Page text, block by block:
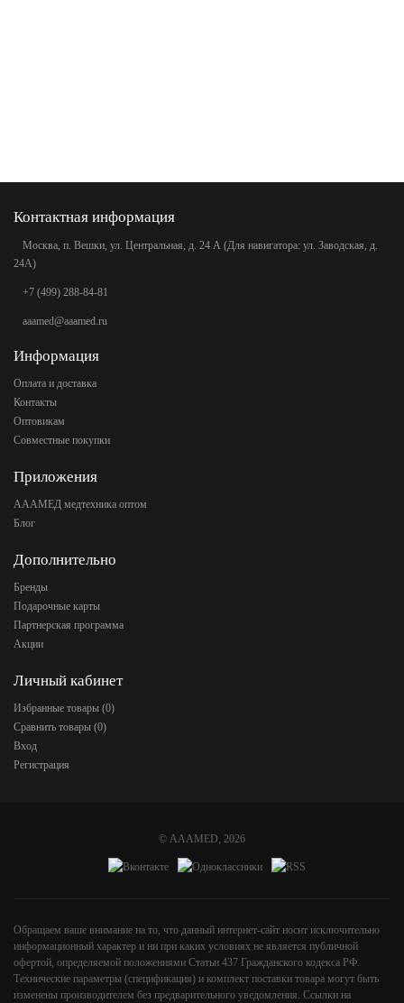
Контактная информация
Москва, п. Вешки, ул. Центральная, д. 24 А (Для навигатора: ул. Заводская, д.
24А)
+7 (499) 288-84-81
aaamed@aaamed.ru
Информация
Оплата и доставка
Контакты
Оптовикам
Совместные покупки
Приложения
АААМЕД медтехника оптом
Блог
Дополнительно
Бренды
Подарочные карты
Партнерская программа
Акции
Личный кабинет
Избранные товары (0)
Сравнить товары (0)
Вход
Регистрация
© AAAMED, 2026
Обращаем ваше внимание на то, что данный интернет-сайт носит исключительно
информационный характер и ни при каких условиях не является публичной
офертой, определяемой положениями Статьи 437 Гражданского кодекса РФ.
Технические параметры (спецификация) и комплект поставки товара могут быть
изменены производителем без предварительного уведомления. Ссылки на